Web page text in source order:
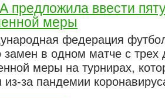
предложила ввести
меры
федерация
замен в одном матче с трех
меры на турнирах,
из-за пандемии